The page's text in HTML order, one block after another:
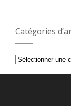
Catégories
Catégories